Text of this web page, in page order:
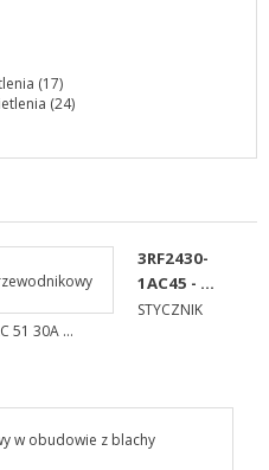
(17)
(24)
3RF2430-
1AC45 - ...
STYCZNIK
51 30A ...